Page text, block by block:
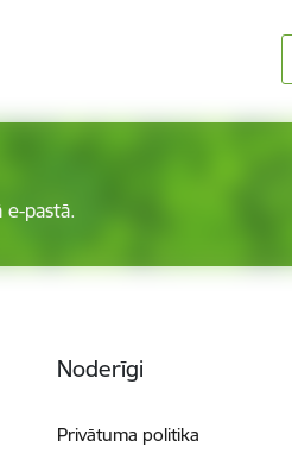
e-pastā.
Noderīgi
Privātuma politika